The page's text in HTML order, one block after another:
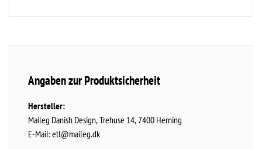
Angaben zur Produktsicherheit
Hersteller:
Maileg Danish Design Trehuse 14 7400 Herning
E-Mail:etl@maileg.dk